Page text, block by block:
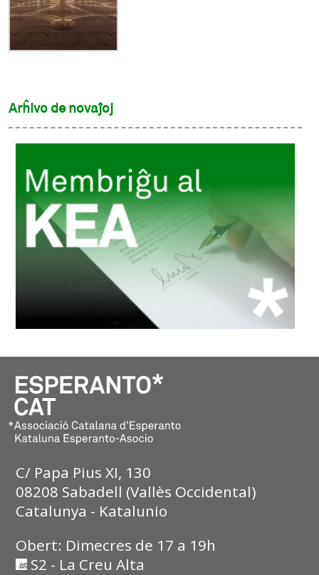
Arĥivo de novaĵoj
C/ Papa Pius XI, 130
08208 Sabadell (Vallès Occidental)
Catalunya - Katalunio
Obert: Dimecres de 17 a 19h
S2 - La Creu Alta